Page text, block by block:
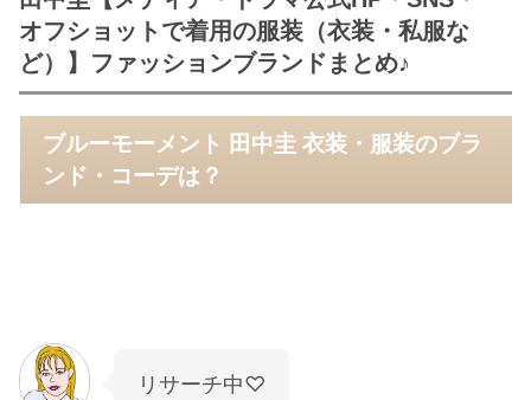
オフショットで着用の服装（衣装・私服な
ど）】ファッションブランドまとめ♪
ブルーモーメント 田中圭 衣装・服装のブラ
ンド・コーデは？
リサーチ中♡